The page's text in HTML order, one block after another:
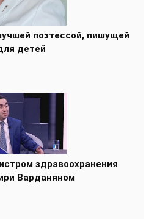
поэтессой, пишущей
детей
здравоохранения
Варданяном